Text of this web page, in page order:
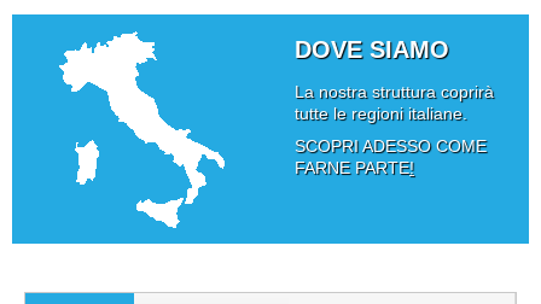
DOVE SIAMO
La nostra struttura coprirà
tutte le regioni italiane.
SCOPRI ADESSO COME
FARNE PARTE!